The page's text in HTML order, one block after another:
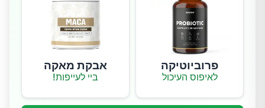
פרוביוטיקה
לאיפוס העיכול
אבקת מאקה
ביי לעייפות!